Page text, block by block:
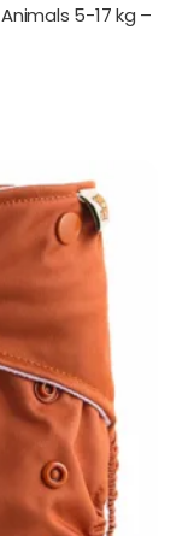
5-17 kg –